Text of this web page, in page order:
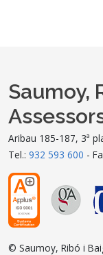
Saumoy,
Aribau 185-187, 3ª
Tel.: 932 593 600 -
© Saumoy, Ribó i